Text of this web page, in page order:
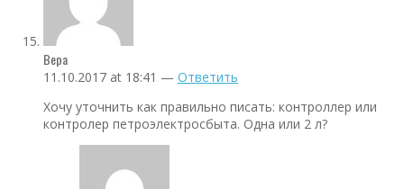
Вера
11.10.2017 at 18:41 — Ответить
Хочу уточнить как правильно писать: контроллер или
контролер петроэлектросбыта. Одна или 2 л?